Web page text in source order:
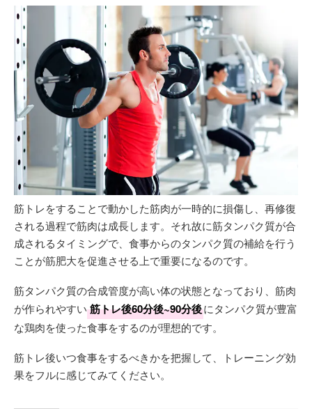
筋トレをすることで動かした筋肉が一時的に損傷し、再修復
される過程で筋肉は成長します。それ故に筋タンパク質が合
成されるタイミングで、食事からのタンパク質の補給を行う
ことが筋肥大を促進させる上で重要になるのです。
筋タンパク質の合成管度が高い体の状態となっており、筋肉
が作られやすい 筋トレ後60分後~90分後にタンパク質が豊富
な鶏肉を使った食事をするのが理想的です。
筋トレ後いつ食事をするべきかを把握して、トレーニング効
果をフルに感じてみてください。